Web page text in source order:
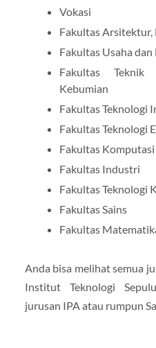
Vokasi
Fakultas Arsitektur,
Fakultas Usaha
Fakultas Teknik
Kebumian
Fakultas Teknologi
Fakultas Teknologi
Fakultas Komputasi
Fakultas Industri
Fakultas Teknologi
Fakultas Sains
Fakultas
Anda bisa melihat semua
Institut Teknologi
jurusan IPA atau rumpun